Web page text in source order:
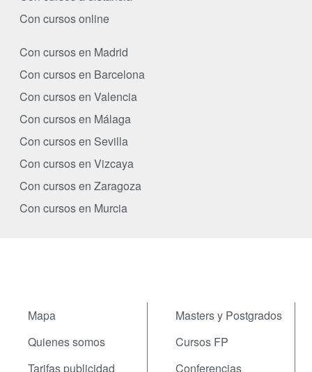
Con cursos online
Con cursos en Madrid
Con cursos en Barcelona
Con cursos en Valencia
Con cursos en Málaga
Con cursos en Sevilla
Con cursos en Vizcaya
Con cursos en Zaragoza
Con cursos en Murcia
Mapa
Quienes somos
Tarifas publicidad
Masters y Postgrados
Cursos FP
Conferencias